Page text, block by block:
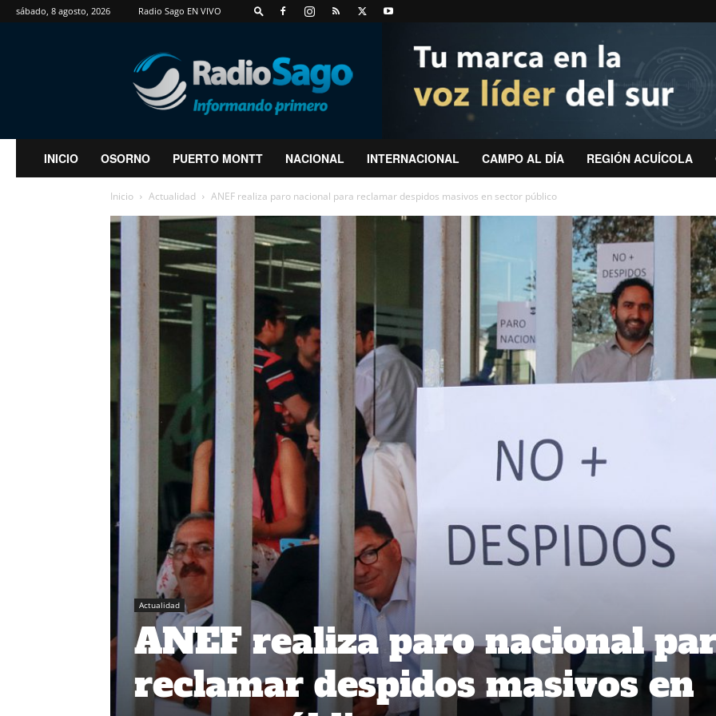
sábado, 8 agosto, 2026 Radio Sago EN VIVO
RadioSago
INICIO OSORNO PUERTO MONTT NACIONAL INTERNACIONAL CAMPO AL DÍA REGIÓN ACUÍCOLA
Inicio Actualidad ANEF realiza paro nacional para reclamar despidos masivos en sector público
Actualidad
ANEF realiza paro nacional
reclamar despidos masivos en